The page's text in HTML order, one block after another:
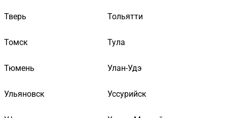
Тверь Тольятти
Томск Тула
Тюмень Улан-Удэ
Ульяновск Уссурийск